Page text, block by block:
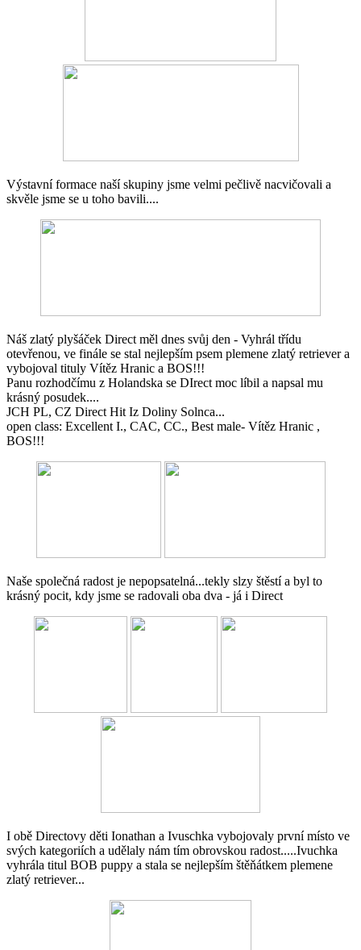
Výstavní formace naší skupiny jsme velmi pečlivě nacvičovali a
skvěle jsme se u toho bavili....
Náš zlatý plyšáček Direct měl dnes svůj den - Vyhrál třídu
otevřenou, ve finále se stal nejlepším psem plemene zlatý retriever a
vybojoval tituly Vítěz Hranic a BOS!!!
Panu rozhodčímu z Holandska se DIrect moc líbil a napsal mu
krásný posudek....
JCH PL, CZ Direct Hit Iz Doliny Solnca...
open class: Excellent I., CAC, CC., Best male- Vítěz Hranic ,
BOS!!!
Naše společná radost je nepopsatelná...tekly slzy štěstí a byl to
krásný pocit, kdy jsme se radovali oba dva - já i Direct
I obě Directovy děti Ionathan a Ivuschka vybojovaly první místo ve
svých kategoriích a udělaly nám tím obrovskou radost.....Ivuchka
vyhrála titul BOB puppy a stala se nejlepším štěňátkem plemene
zlatý retriever...